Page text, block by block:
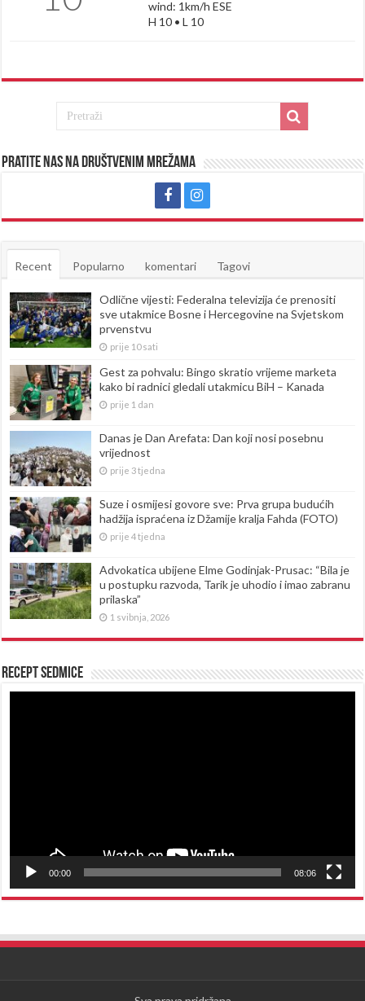
wind: 1km/h ESE
H 10 • L 10
Pratite nas na društvenim mrežama
Recent Popularno komentari Tagovi
Odlične vijesti: Federalna televizija će prenositi
sve utakmice Bosne i Hercegovine na Svjetskom
prvenstvu
prije 10 sati
Gest za pohvalu: Bingo skratio vrijeme marketa
kako bi radnici gledali utakmicu BiH – Kanada
prije 1 dan
Danas je Dan Arefata: Dan koji nosi posebnu
vrijednost
prije 3 tjedna
Suze i osmijesi govore sve: Prva grupa budućih
hadžija ispraćena iz Džamije kralja Fahda (FOTO)
prije 4 tjedna
Advokatica ubijene Elme Godinjak-Prusac: “Bila je
u postupku razvoda, Tarik je uhodio i imao zabranu
prilaska”
1 svibnja, 2026
Recept sedmice
00:00 08:06